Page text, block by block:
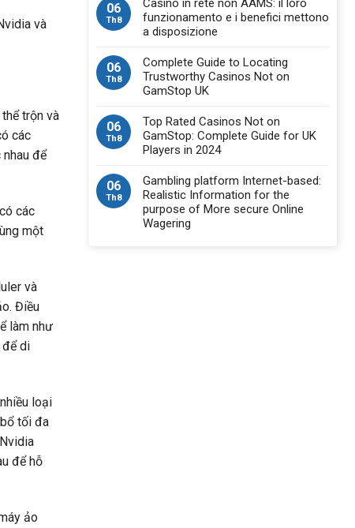
và
trộn và
các
để
các
một
và
Điều
làm như
để di
loại
tối đa
để hỗ
ảo
06
Th8
Casino in rete non AAMS: il loro
funzionamento e i benefici mettono
a disposizione
06
Th8
Complete Guide to Locating
Trustworthy Casinos Not on
GamStop UK
06
Th8
Top Rated Casinos Not on
GamStop: Complete Guide for UK
Players in 2024
06
Th8
Gambling platform Internet-based:
Realistic Information for the
purpose of More secure Online
Wagering